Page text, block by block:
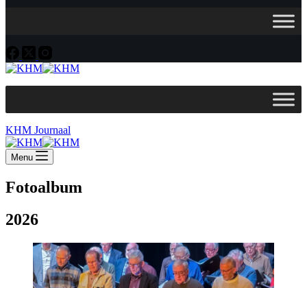
KHM Journaal
Menu
Fotoalbum
2026